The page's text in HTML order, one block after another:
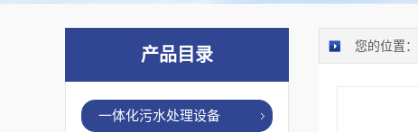
您的位置：
产品目录
一体化污水处理设备